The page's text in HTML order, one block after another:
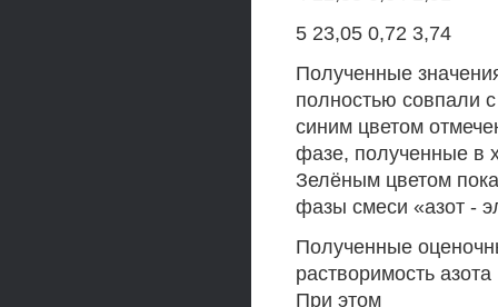
5 23,05 0,72 3,74
Полученные
полностью совпали
синим цветом
фазе, полученные в
Зелёным цветом
фазы смеси «азот -
Полученные
растворимость
При этом